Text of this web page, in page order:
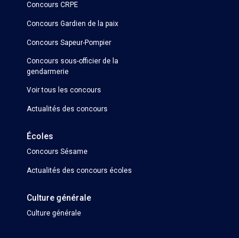
Concours CRPE
Concours Gardien de la paix
Concours Sapeur-Pompier
Concours sous-officier de la
gendarmerie
Voir tous les concours
Actualités des concours
Écoles
Concours Sésame
Actualités des concours écoles
Culture générale
Culture générale